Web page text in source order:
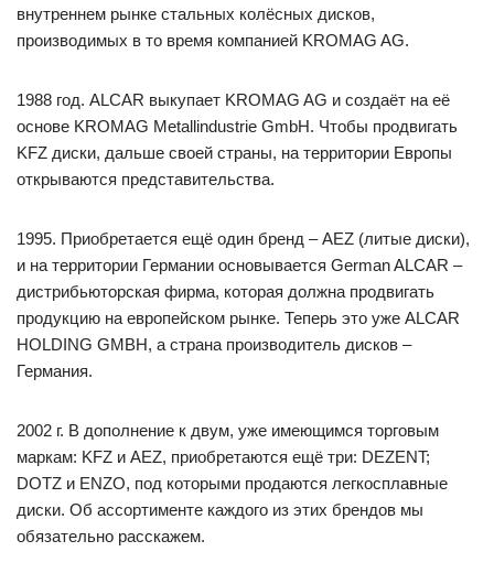
внутреннем рынке стальных колёсных дисков,
производимых в то время компанией KROMAG AG.
1988 год. ALCAR выкупает KROMAG AG и создаёт на её
основе KROMAG Metallindustrie GmbH. Чтобы продвигать
KFZ диски, дальше своей страны, на территории Европы
открываются представительства.
1995. Приобретается ещё один бренд – AEZ (литые диски),
и на территории Германии основывается German ALCAR –
дистрибьюторская фирма, которая должна продвигать
продукцию на европейском рынке. Теперь это уже ALCAR
HOLDING GMBH, а страна производитель дисков –
Германия.
2002 г. В дополнение к двум, уже имеющимся торговым
маркам: KFZ и AEZ, приобретаются ещё три: DEZENT;
DOTZ и ENZO, под которыми продаются легкосплавные
диски. Об ассортименте каждого из этих брендов мы
обязательно расскажем.